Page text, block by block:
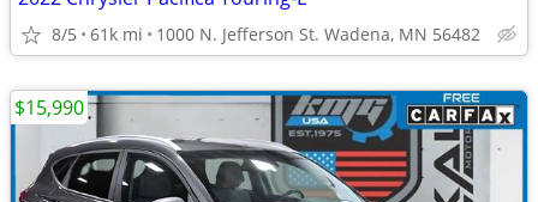
8/5 61k mi 1000 N. Jefferson St. Wadena, MN 56482
$15,990